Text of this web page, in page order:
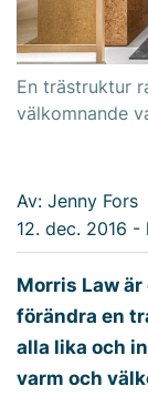
En trästruktur
välkomnande
Av: Jenny Fors
12. dec. 2016 -
Morris Law
förändra en
alla lika och
varm och